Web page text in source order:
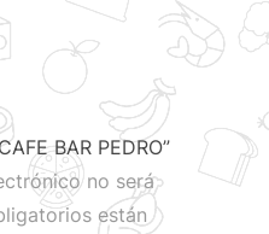
BAR PEDRO”
no será
están